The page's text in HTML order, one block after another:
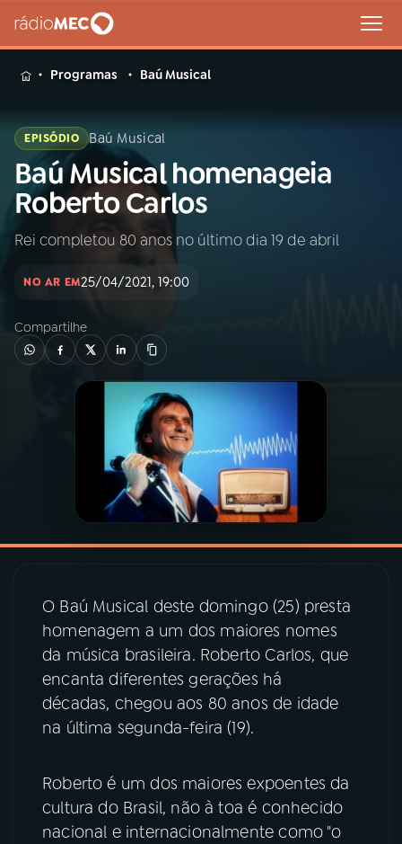
MENU
Buscar
na
Rádio
MEC
Buscar
01INÍCIO
A RÁDIO
PROGRAMAÇÃO
PROGRAMAS
VIDEOCASTS
07ÚLTIMAS
ACOMPANHE A RÁDIO MEC
Programas Baú Musical
EPISÓDIO Baú Musical
Baú Musical homenageia
Roberto Carlos
Rei completou 80 anos no último dia 19 de abril
NO AR EM25/04/2021, 19:00
Compartilhe
O Baú Musical deste domingo (25) presta
homenagem a um dos maiores nomes
da música brasileira. Roberto Carlos, que
encanta diferentes gerações há
décadas, chegou aos 80 anos de idade
na última segunda-feira (19).
Roberto é um dos maiores expoentes da
cultura do Brasil, não à toa é conhecido
nacional e internacionalmente como "o